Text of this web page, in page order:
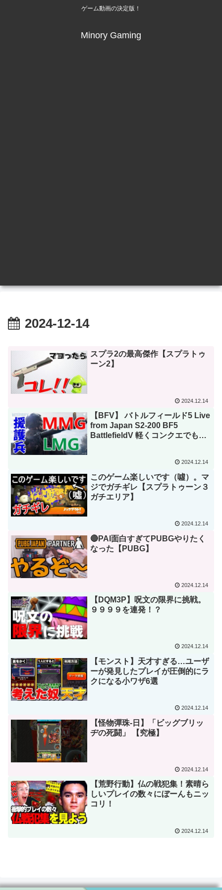
ゲーム動画の決定版！
Minory Gaming
2024-12-14
スプラ2の最高傑作【スプラトゥ
ーン2】
2024.12.14
【BFV】 バトルフィールド5 Live
from Japan S2-200 BF5
BattlefieldV 軽くコンクエでも
2024.12.14
このゲーム楽しいです（噓）。マ
ジでガチギレ【スプラトゥーン３
ガチエリア】
2024.12.14
🔴PAI面白すぎてPUBGやりたく
なった【PUBG】
2024.12.14
【DQM3P】呪文の限界に挑戦。
９９９９を連発！？
2024.12.14
【モンスト】天才すぎる…ユーザ
ーが発見したプレイが圧倒的にラ
クになる小ワザ6選
2024.12.14
【怪物彈珠-日】「ビッグブリッ
ヂの死闘」 【究極】
2024.12.14
【荒野行動】仏の戦犯集！素晴ら
しいプレイの数々にぼーんもニッ
コリ！
2024.12.14